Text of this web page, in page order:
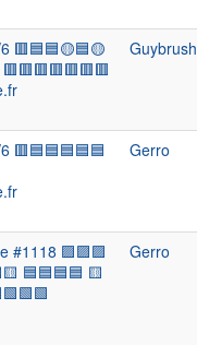
🟥🟦🟦🟡🟦🟡
Guybrush
🟥🟦🟦🟦🟦🟦
Gerro
#1118 🟪🟪🟪
🟦🟦🟦🟦 🟨
Gerro